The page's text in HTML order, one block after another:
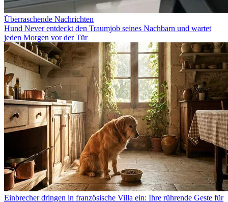
Überraschende Nachrichten
Hund Never entdeckt den Traumjob seines Nachbarn und wartet
jeden Morgen vor der Tür
Einbrecher dringen in französische Villa ein: Ihre rührende Geste für